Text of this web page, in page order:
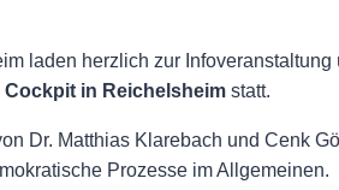
laden herzlich zur
Cockpit in Reichelsheim statt.
Dr. Matthias Klarebach und Cenk
Prozesse im Allgemeinen.